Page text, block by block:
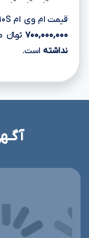
قیمت ام وی ام ۱۱۰S کامفورت مدل ۹۶ تولید مدیران خودرو، در تاریخ ۱۴ مرداد
۷۰۰,۰۰۰,۰۰۰
نداشته است.